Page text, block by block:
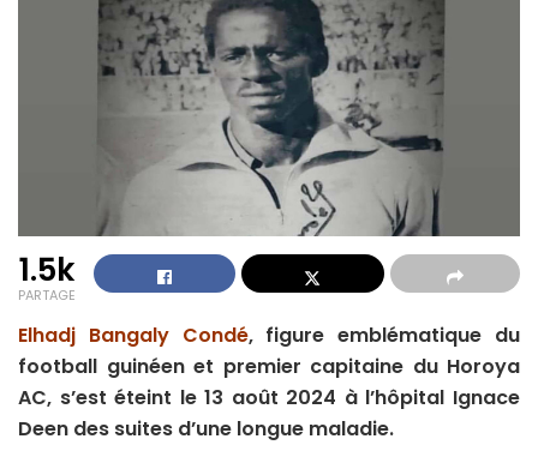
1.5k
PARTAGE
Elhadj Bangaly Condé, figure emblématique du
football guinéen et premier capitaine du Horoya
AC, s’est éteint le 13 août 2024 à l’hôpital Ignace
Deen des suites d’une longue maladie.